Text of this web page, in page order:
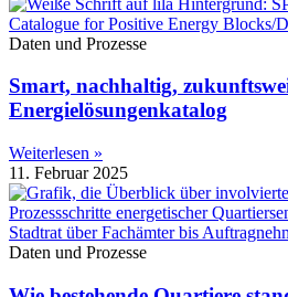
Daten und Prozesse
Smart, nachhaltig,
Energielösungenkatalog
Weiterlesen »
11. Februar 2025
Daten und Prozesse